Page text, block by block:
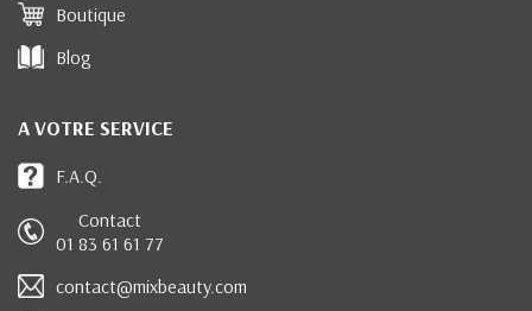
Boutique
Blog
A VOTRE SERVICE
F.A.Q.
Contact
01 83 61 61 77
contact@mixbeauty.com